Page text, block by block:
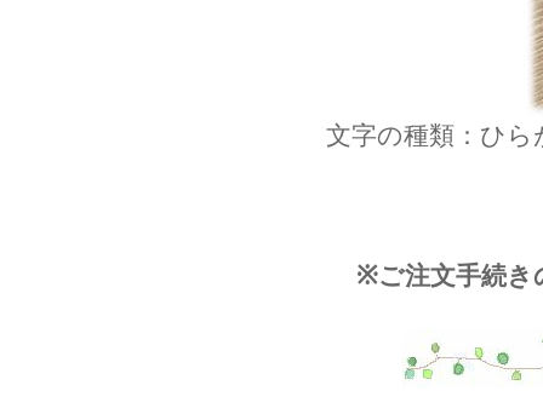
文字の種類：ひ
※ご注文手続き